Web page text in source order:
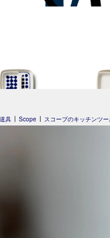
Heini 2026
具 Scope スコープのキッチンツ